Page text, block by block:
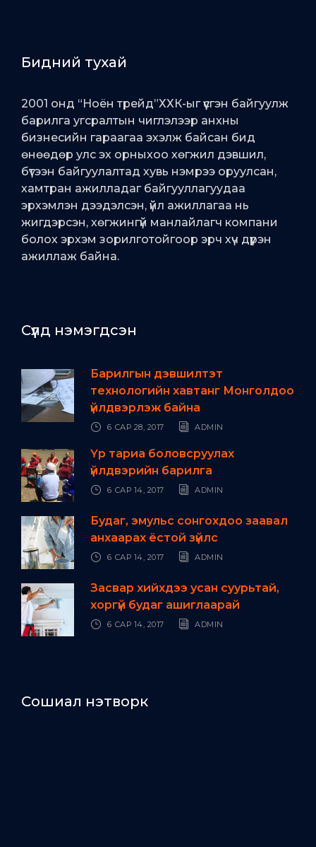
Бидний тухай
2001 онд “Ноён трейд”ХХК-ыг үүсгэн байгуулж
барилга угсралтын чиглэлээр анхны
бизнесийн гараагаа эхэлж байсан бид
өнөөдөр улс эх орныхоо хөгжил дэвшил,
бүтээн байгуулалтад хувь нэмрээ оруулсан,
хамтран ажилладаг байгууллагуудаа
эрхэмлэн дээдэлсэн, үйл ажиллагаа нь
жигдэрсэн, хөгжингүй манлайлагч компани
болох эрхэм зорилготойгоор эрч хүч дүүрэн
ажиллаж байна.
Сүүлд нэмэгдсэн
Барилгын дэвшилтэт
технологийн хавтанг Монголдоо
үйлдвэрлэж байна
6 САР 28, 2017 ADMIN
Үр тариа боловсруулах
үйлдвэрийн барилга
6 САР 14, 2017 ADMIN
Будаг, эмульс сонгохдоо заавал
анхаарах ёстой зүйлс
6 САР 14, 2017 ADMIN
Засвар хийхдээ усан суурьтай,
хоргүй будаг ашиглаарай
6 САР 14, 2017 ADMIN
Сошиал нэтворк